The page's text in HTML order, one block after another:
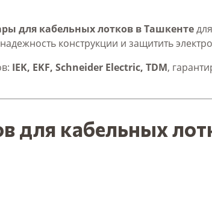
для кабельных лотков в Ташкенте
конструкции и защитить
IEK, EKF, Schneider Electric, TDM,
для кабельных